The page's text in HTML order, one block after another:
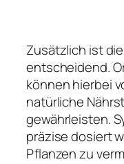
Zusätzlich ist
entscheidend.
können hierbei
natürliche
gewährleisten.
präzise dosiert
Pflanzen zu